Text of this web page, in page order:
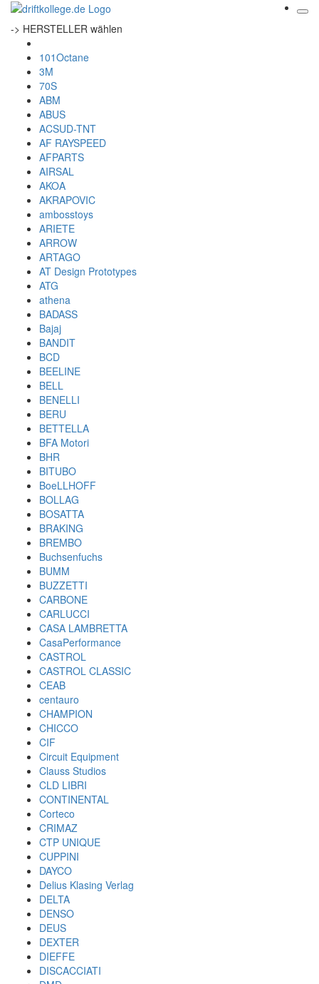
-> HERSTELLER wählen
101Octane
3M
70S
ABM
ABUS
ACSUD-TNT
AF RAYSPEED
AFPARTS
AIRSAL
AKOA
AKRAPOVIC
ambosstoys
ARIETE
ARROW
ARTAGO
AT Design Prototypes
ATG
athena
BADASS
Bajaj
BANDIT
BCD
BEELINE
BELL
BENELLI
BERU
BETTELLA
BFA Motori
BHR
BITUBO
BoeLLHOFF
BOLLAG
BOSATTA
BRAKING
BREMBO
Buchsenfuchs
BUMM
BUZZETTI
CARBONE
CARLUCCI
CASA LAMBRETTA
CasaPerformance
CASTROL
CASTROL CLASSIC
CEAB
centauro
CHAMPION
CHICCO
CIF
Circuit Equipment
Clauss Studios
CLD LIBRI
CONTINENTAL
Corteco
CRIMAZ
CTP UNIQUE
CUPPINI
DAYCO
Delius Klasing Verlag
DELTA
DENSO
DEUS
DEXTER
DIEFFE
DISCACCIATI